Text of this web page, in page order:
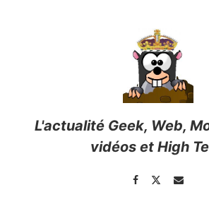
L'actualité Geek, Web,
vidéos et High